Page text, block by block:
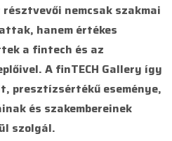
nemcsak szakmai
hanem értékes
a fintech és az
A finTECH Gallery így
presztízsértékű eseménye,
és szakembereinek
szolgál.